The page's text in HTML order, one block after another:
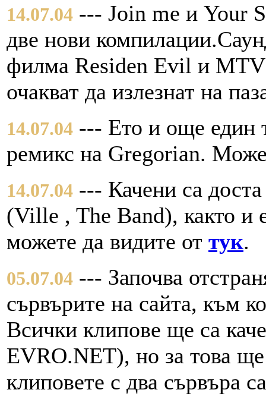
14.07.04 --- Join me и Your
две нови
филма Residen Evil и
очакват да излезнат на
14.07.04 --- Ето и още един
ремикс на Gregorian.
14.07.04 --- Качени са
(Ville , The Band), както и
можете да видите от тук.
05.07.04 --- Започва
сървърите на сайта, към
Всички клипове ще са
EVRO.NET), но за това ще
клиповете с два сървъра